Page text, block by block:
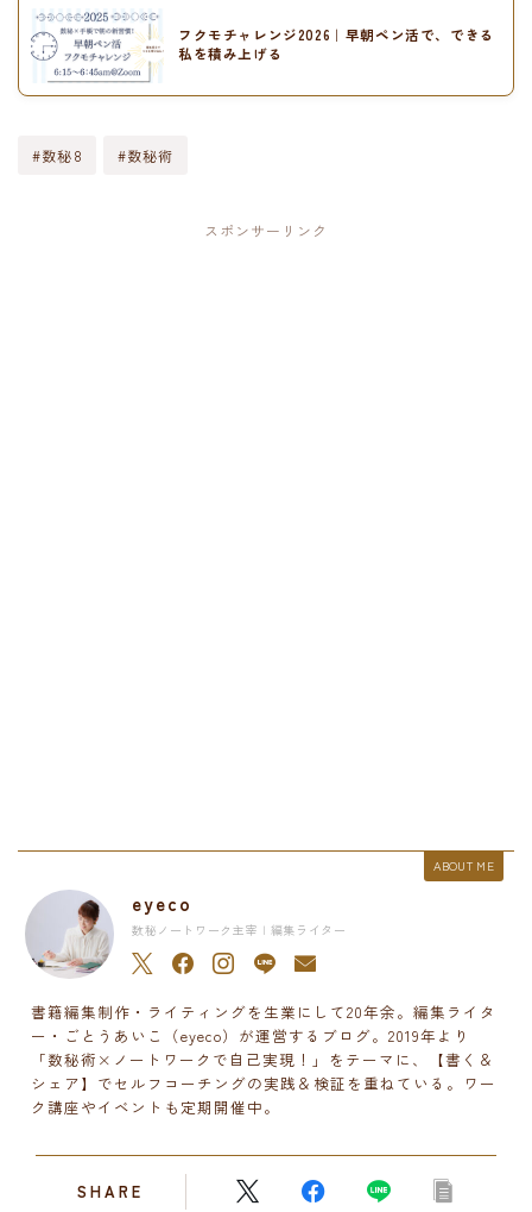
フクモチャレンジ2026｜早朝ペン活で、できる
私を積み上げる
#数秘8 #数秘術
スポンサーリンク
ABOUT ME
eyeco
数秘ノートワーク主宰 | 編集ライター
書籍編集制作・ライティングを生業にして20年余。編集ライタ
ー・ごとうあいこ（eyeco）が運営するブログ。2019年より
「数秘術×ノートワークで自己実現！」をテーマに、【書く＆
シェア】でセルフコーチングの実践＆検証を重ねている。ワー
ク講座やイベントも定期開催中。
SHARE